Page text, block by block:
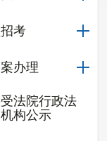
考
办理
法院行政法
构公示